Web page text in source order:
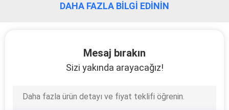
DAHA FAZLA BILGI EDININ
Mesaj bırakın
Sizi yakında arayacağız!